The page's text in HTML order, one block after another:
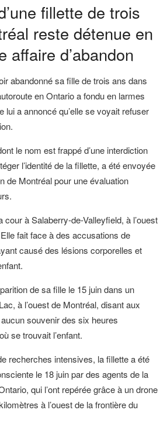
fillette de trois
reste détenue en
affaire d’abandon
abandonné sa fille de trois ans dans
en Ontario a fondu en larmes
lui a annoncé qu’elle se voyait refuser
le nom est frappé d’une interdiction
l’identité de la fillette, a été envoyée
de Montréal pour une évaluation
cour à Salaberry-de-Valleyfield, à l’ouest
fait face à des accusations de
causé des lésions corporelles et
de sa fille le 15 juin dans un
à l’ouest de Montréal, disant aux
aucun souvenir des six heures
se trouvait l’enfant.
recherches intensives, la fillette a été
le 18 juin par des agents de la
qui l’ont repérée grâce à un drone
à l’ouest de la frontière du